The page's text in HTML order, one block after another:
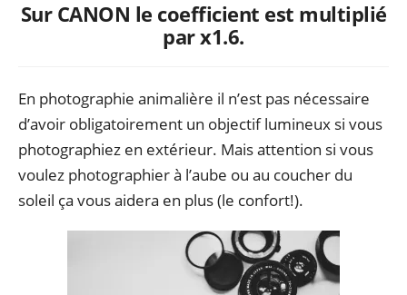
Sur CANON le coefficient est multiplié
par x1.6.
En photographie animalière il n’est pas nécessaire
d’avoir obligatoirement un objectif lumineux si vous
photographiez en extérieur. Mais attention si vous
voulez photographier à l’aube ou au coucher du
soleil ça vous aidera en plus (le confort!).